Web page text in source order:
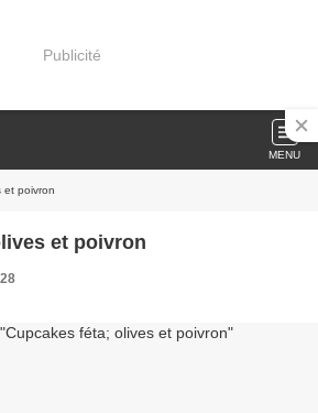
Publicité
MENU
et poivron
et poivron